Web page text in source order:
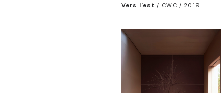
Vers l'est / CWC / 2019